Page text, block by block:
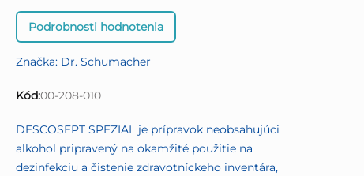
Priemerné
hodnotenie
je
0,0
5
hviezdičiek.
Podrobnosti hodnotenia
Značka: Dr. Schumacher
Kód:00-208-010
DESCOSEPT SPEZIAL je prípravok neobsahujúci
alkohol pripravený na okamžité použitie na
dezinfekciu a čistenie zdravotníckeho inventára,